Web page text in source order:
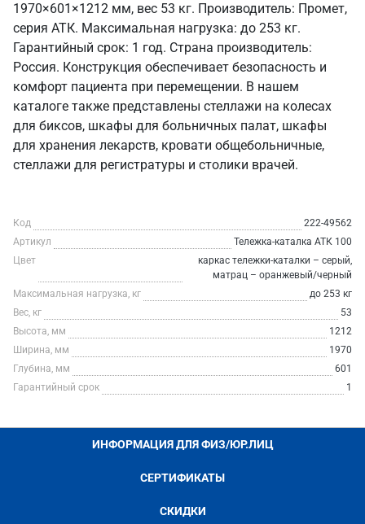
1970×601×1212 мм, вес 53 кг. Производитель: Промет,
серия АТК. Максимальная нагрузка: до 253 кг.
Гарантийный срок: 1 год. Страна производитель:
Россия. Конструкция обеспечивает безопасность и
комфорт пациента при перемещении. В нашем
каталоге также представлены стеллажи на колесах
для биксов, шкафы для больничных палат, шкафы
для хранения лекарств, кровати общебольничные,
стеллажи для регистратуры и столики врачей.
Код
222-49562
Артикул
Тележка-каталка АТК 100
Цвет
каркас тележки-каталки – серый,
матрац – оранжевый/черный
Максимальная нагрузка, кг
до 253 кг
Вес, кг
53
Высота, мм
1212
Ширина, мм
1970
Глубина, мм
601
Гарантийный срок
1
ИНФОРМАЦИЯ ДЛЯ ФИЗ/ЮР.ЛИЦ
СЕРТИФИКАТЫ
СКИДКИ